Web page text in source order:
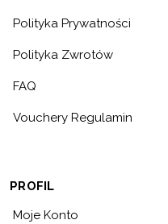
Polityka Prywatności
Polityka Zwrotów
FAQ
Vouchery Regulamin
PROFIL
Moje Konto